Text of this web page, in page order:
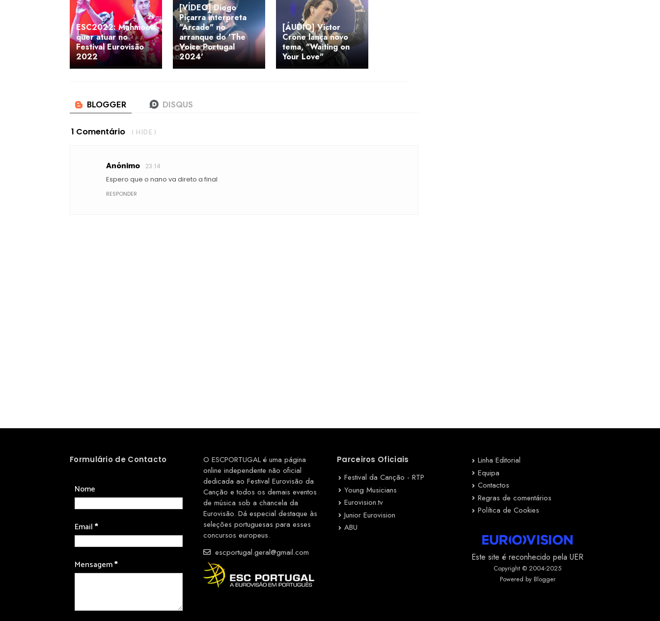
ESC2022: Mahmood
quer atuar no
Festival Eurovisão
2022
[VÍDEO] Diogo
Piçarra interpreta
"Arcade" no
arranque do 'The
Voice Portugal
2024'
[ÁUDIO] Victor
Crone lança novo
tema, "Waiting on
Your Love"
1 Comentário ( HIDE )
Anónimo 23:14
Espero que o nano va direto a final
RESPONDER
Formulário de Contacto
Nome
Email*
Mensagem*
O ESCPORTUGAL é uma página
online independente não oficial
dedicada ao Festival Eurovisão da
Canção e todos os demais eventos
de música sob a chancela da
Eurovisão. Dá especial destaque às
seleções portuguesas para esses
concursos europeus.
escportugal.geral@gmail.com
Parceiros Oficiais
Festival da Canção - RTP
Young Musicians
Eurovision.tv
Junior Eurovision
ABU
Linha Editorial
Equipa
Contactos
Regras de comentários
Política de Cookies
Este site é reconhecido pela UER
Copyright © 2004-2025
Powered by Blogger